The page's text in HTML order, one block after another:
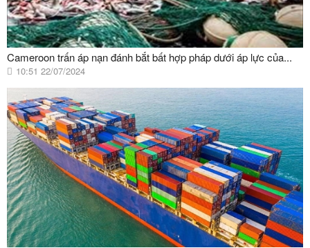
Cameroon trấn áp nạn đánh bắt bất hợp pháp dưới áp lực của...
10:51 22/07/2024